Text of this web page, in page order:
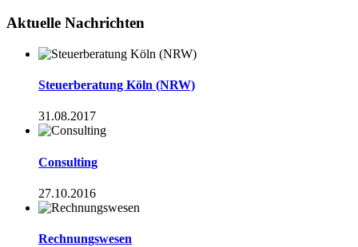
Aktuelle Nachrichten
Steuerberatung Köln (NRW)
31.08.2017
Consulting
27.10.2016
Rechnungswesen